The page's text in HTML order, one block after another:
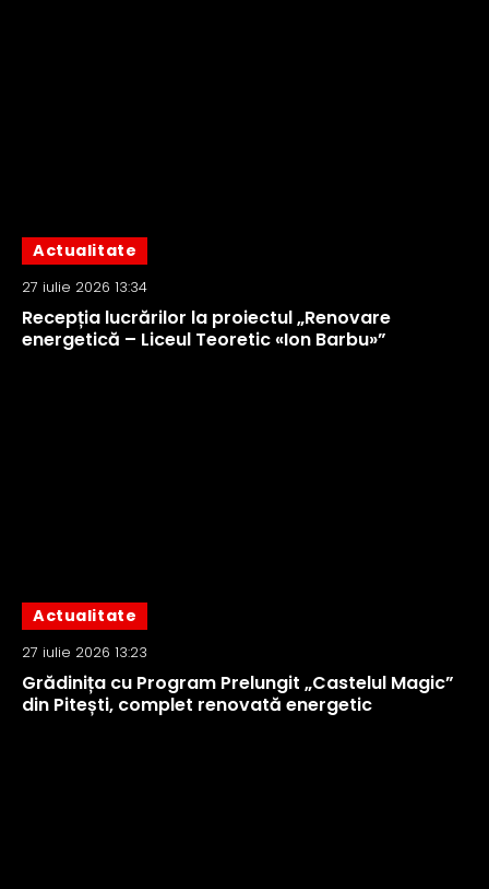
Actualitate
27 iulie 2026 13:34
Recepția lucrărilor la proiectul „Renovare
energetică – Liceul Teoretic «Ion Barbu»”
Actualitate
27 iulie 2026 13:23
Grădinița cu Program Prelungit „Castelul Magic”
din Pitești, complet renovată energetic